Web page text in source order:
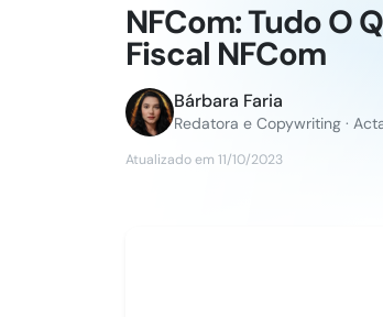
NFCom: Tudo O
Fiscal NFCom
Bárbara Faria
Redatora e Copywriting ·
Atualizado em 11/10/2023